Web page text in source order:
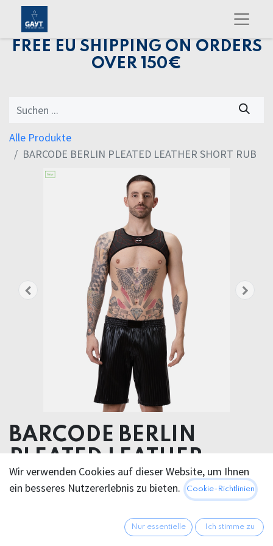
FREE EU SHIPPING ON ORDERS
OVER 150€
Alle Produkte
BARCODE BERLIN PLEATED LEATHER SHORT RUB
BARCODE BERLIN
PLEATED LEATHER
SHORT RUB
Alle Preise inkl. MwSt.zzgl.
Wir verwenden Cookies auf dieser Website, um Ihnen
ein besseres Nutzererlebnis zu bieten.
Cookie-Richtlinien
Nur essentielle Ich stimme zu